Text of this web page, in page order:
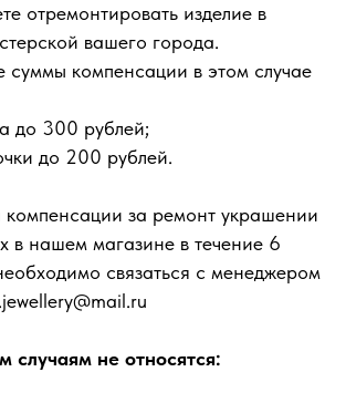
отремонтировать изделие в
вашего города.
компенсации в этом случае
до 300 рублей;
до 200 рублей.
компенсации за ремонт украшении
в нашем магазине в течение 6
связаться с менеджером
случаям не относятся: